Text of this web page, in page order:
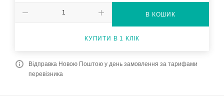
В КОШИК
КУПИТИ В 1 КЛІК
Відправка Новою Поштою у день замовлення за тарифами
перевізника